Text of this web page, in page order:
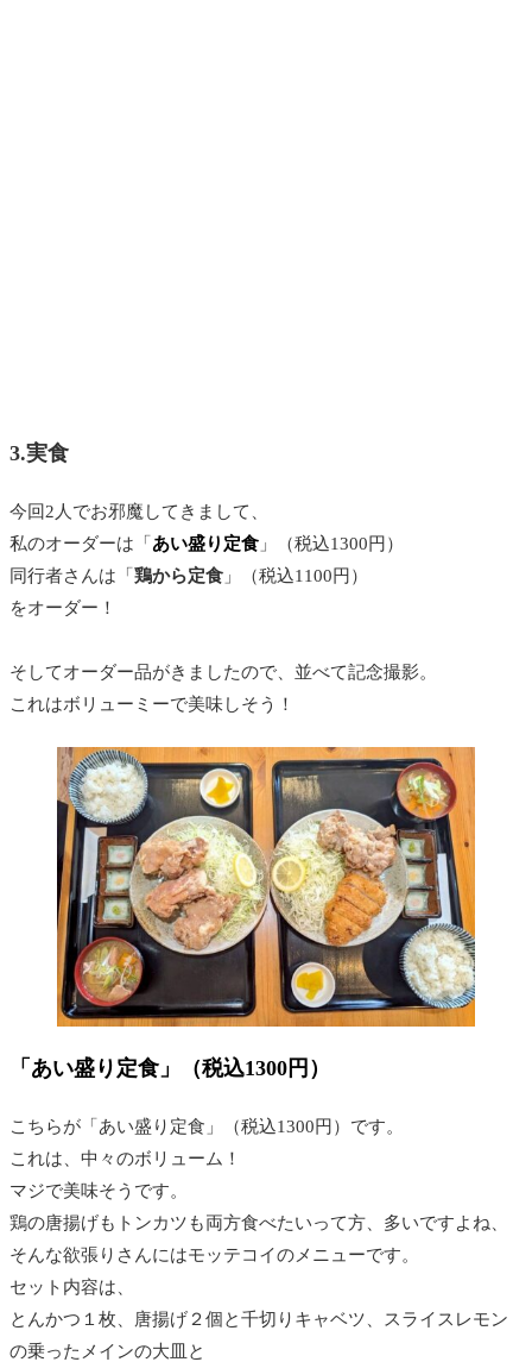
3.実食
今回2人でお邪魔してきまして、
私のオーダーは「 あい盛り定食 」（税込1300円）
同行者さんは「 鶏から定食 」（税込1100円）
をオーダー！
そしてオーダー品がきましたので、並べて記念撮影。
これはボリューミーで美味しそう！
「あい盛り定食」（税込1300円）
こちらが「あい盛り定食」（税込1300円）です。
これは、中々のボリューム！
マジで美味そうです。
鶏の唐揚げもトンカツも両方食べたいって方、多いですよね、
そんな欲張りさんにはモッテコイのメニューです。
セット内容は、
とんかつ１枚、唐揚げ２個と千切りキャベツ、スライスレモン
の乗ったメインの大皿と